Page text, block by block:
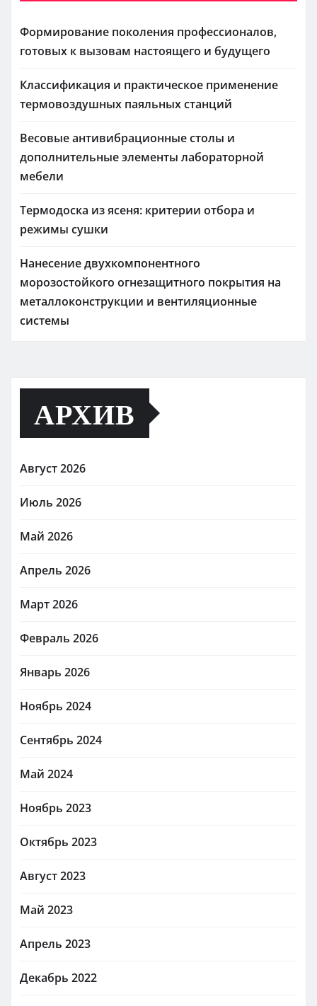
Формирование поколения профессионалов,
готовых к вызовам настоящего и будущего
Классификация и практическое применение
термовоздушных паяльных станций
Весовые антивибрационные столы и
дополнительные элементы лабораторной
мебели
Термодоска из ясеня: критерии отбора и
режимы сушки
Нанесение двухкомпонентного
морозостойкого огнезащитного покрытия на
металлоконструкции и вентиляционные
системы
АРХИВ
Август 2026
Июль 2026
Май 2026
Апрель 2026
Март 2026
Февраль 2026
Январь 2026
Ноябрь 2024
Сентябрь 2024
Май 2024
Ноябрь 2023
Октябрь 2023
Август 2023
Май 2023
Апрель 2023
Декабрь 2022